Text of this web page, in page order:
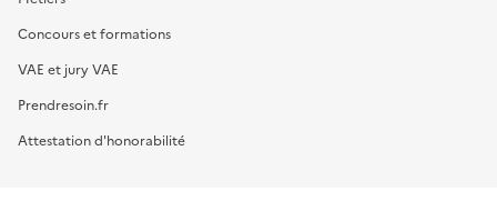
Concours et formations
VAE et jury VAE
Prendresoin.fr
Attestation d'honorabilité